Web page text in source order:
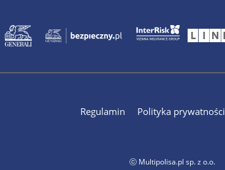
Regulamin Polityka prywatności
ⓒ Multipolisa.pl sp. z o.o.